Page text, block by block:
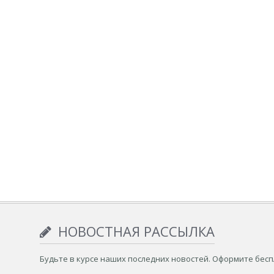
НОВОСТНАЯ РАССЫЛКА
Будьте в курсе наших последних новостей. Оформите